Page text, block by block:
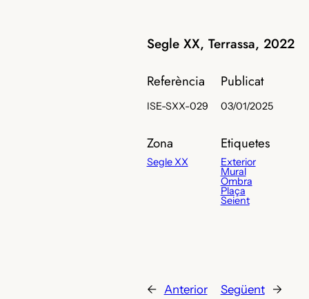
Segle XX, Terrassa, 2022
Referència
ISE-SXX-029
Zona
Segle XX
Publicat
03/01/2025
Etiquetes
Exterior
Mural
Ombra
Plaça
Seient
← Anterior Següent →